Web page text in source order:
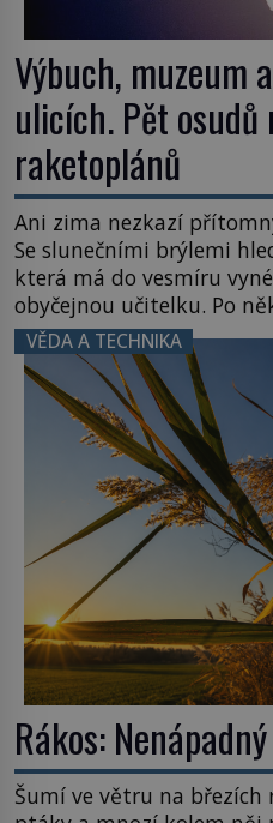
Výbuch, muzeum
ulicích. Pět
raketoplánů
Ani zima nezkazí
Se slunečními brýlemi
která má do vesmíru
obyčejnou učitelku. Po
ztuhnou úsměvy, stroj
konstrukce není z
poplatníky stojí miliardy
zvládnou jen
Název: Columbia První […]
VĚDA A TECHNIKA
Rákos:
Šumí ve větru na